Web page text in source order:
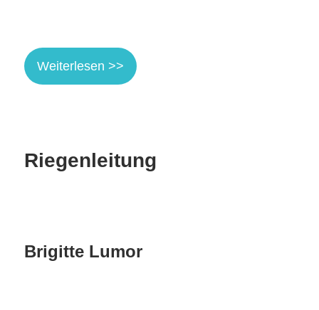
Weiterlesen >>
Riegenleitung
Brigitte Lumor